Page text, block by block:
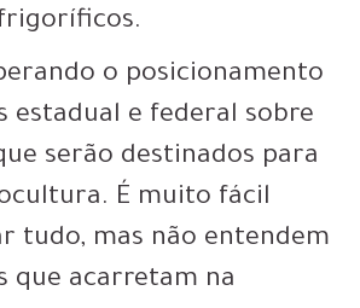
o posicionamento
estadual e federal sobre
serão destinados para
É muito fácil
tudo, mas não entendem
que acarretam na